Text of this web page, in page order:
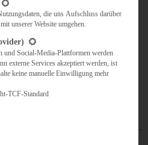
UNTERWEGS
die uns Aufschluss darüber
unserer Website umgehen.
und Social-Media-Plattformen werden
externe Services akzeptiert werden, ist
keine manuelle Einwilligung mehr
TCF-Standard